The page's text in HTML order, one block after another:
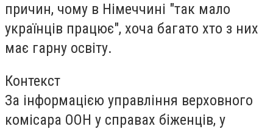
причин, чому в Німеччині "так мало
українців працює", хоча багато хто з них
має гарну освіту.
Контекст
За інформацією управління верховного
комісара ООН у справах біженців, у